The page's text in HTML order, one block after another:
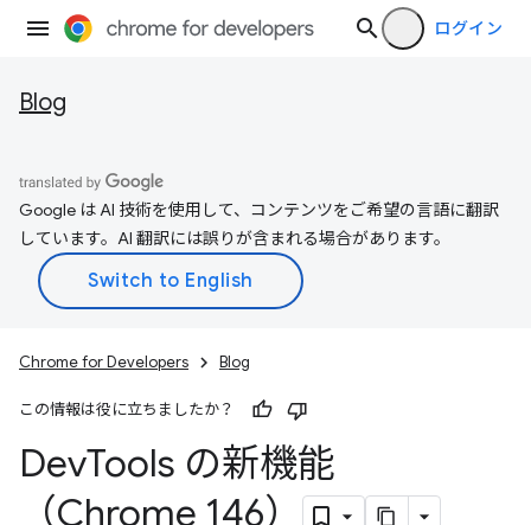
ログイン
Blog
Google は AI 技術を使用して、コンテンツをご希望の言語に翻訳
しています。AI 翻訳には誤りが含まれる場合があります。
Chrome for Developers Blog
この情報は役に立ちましたか？
DevTools の新機能
（Chrome 146）